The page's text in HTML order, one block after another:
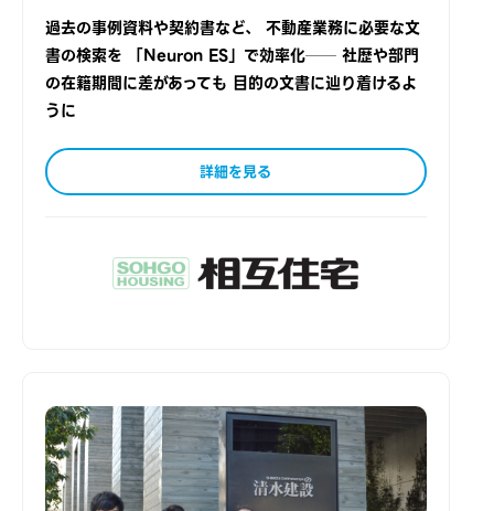
過去の事例資料や契約書など、 不動産業務に必要な文
書の検索を 「Neuron ES」で効率化── 社歴や部門
の在籍期間に差があっても 目的の文書に辿り着けるよ
うに
詳細を見る